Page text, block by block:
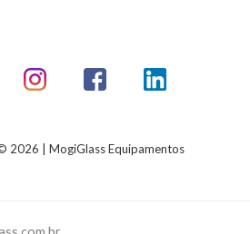
2026 | MogiGlass Equipamentos